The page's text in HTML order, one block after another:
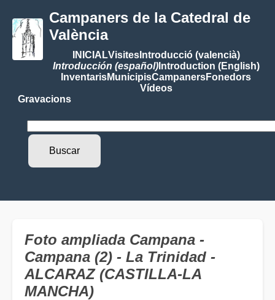
Campaners de la Catedral de
València
INICIALVisitesIntroducció (valencià)
Introducción (español)Introduction (English)
InventarisMunicipisCampanersFonedors
Vídeos
Gravacions
Foto ampliada Campana -
Campana (2) - La Trinidad -
ALCARAZ (CASTILLA-LA
MANCHA)